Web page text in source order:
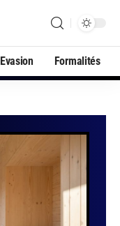
Evasion Formalités